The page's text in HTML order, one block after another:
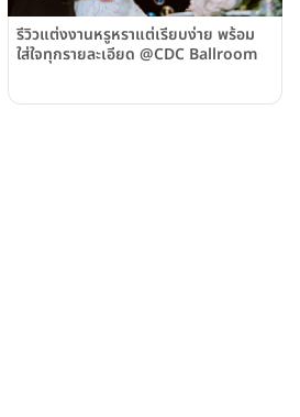
รีวิวแต่งงานหรูหราแต่เรียบง่าย พร้อม
ใส่ใจทุกรายละเอียด @CDC Ballroom